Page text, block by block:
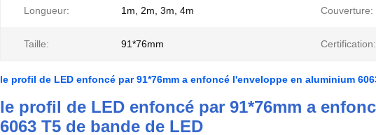
Longueur: 1m, 2m, 3m, 4m Couverture:
Taille: 91*76mm Certification:
le profil de LED enfoncé par 91*76mm a enfoncé l'enveloppe en aluminium
le profil de LED enfoncé par 91*76mm a
6063 T5 de bande de LED